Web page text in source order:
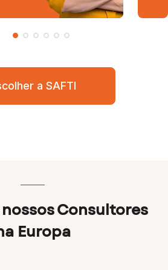
a SAFTI
nossos Consultores
Europa